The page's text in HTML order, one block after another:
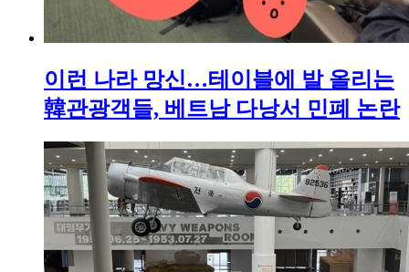
이런 나라 망신…테이블에 발 올리는
韓관광객들, 베트남 다낭서 민폐 논란